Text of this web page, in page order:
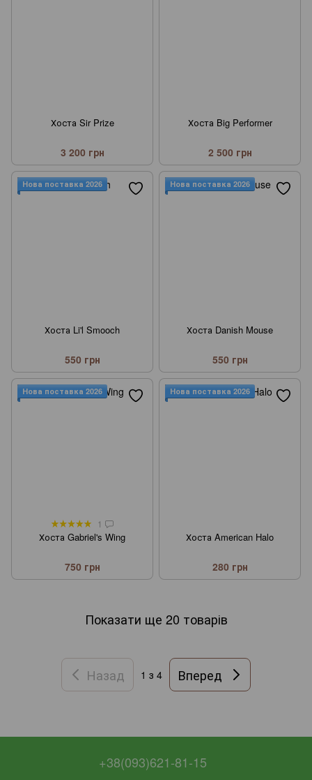
Хоста Sir Prize
3 200 грн
Хоста Big Performer
2 500 грн
Нова поставка 2026
Хоста Li'l Smooch
550 грн
Нова поставка 2026
Хоста Danish Mouse
550 грн
Нова поставка 2026
1
Хоста Gabriel's Wing
750 грн
Нова поставка 2026
Хоста American Halo
280 грн
Показати ще 20 товарів
Назад 1 з 4 Вперед
+38(093)621-81-15